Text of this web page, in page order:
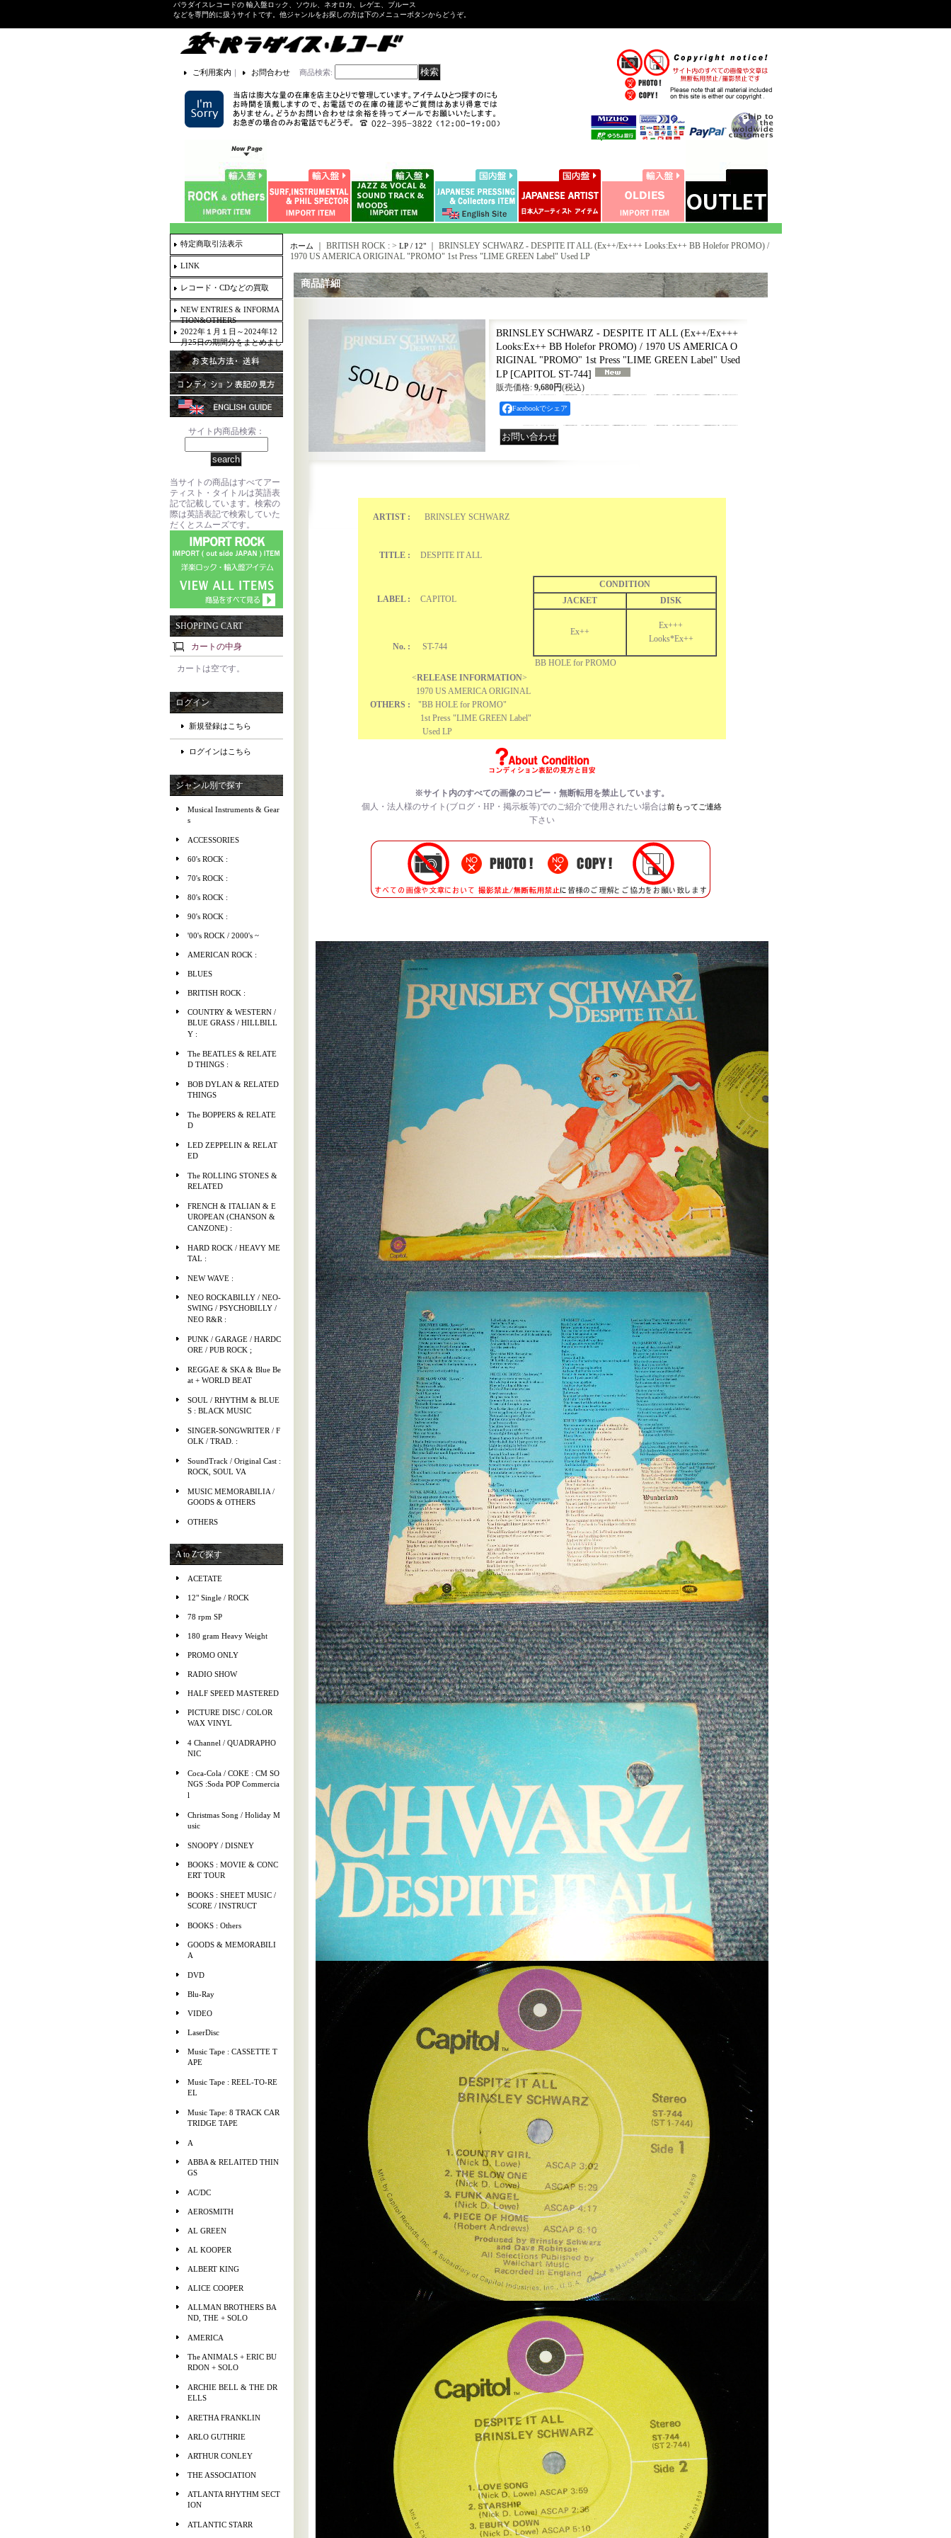
パラダイスレコードの 輸入盤ロック、ソウル、ネオロカ、レゲエ、ブルース
などを専門的に扱うサイトです。他ジャンルをお探しの方は下のメニューボタンからどうぞ。
ご利用案内 ｜ お問合わせ 商品検索:
特定商取引法表示
LINK
レコード・CDなどの買取
NEW ENTRIES & INFORMA
TION&OTHERS
2022年１月１日～2024年12
月25日の期間分をまとめまし
た。
サイト内商品検索：
当サイトの商品はすべてアー
ティスト・タイトルは英語表
記で記載しています。検索の
際は英語表記で検索していた
だくとスムーズです。
SHOPPING CART
カートの中身
カートは空です。
ログイン
新規登録はこちら
ログインはこちら
ジャンル別で探す
Musical Instruments & Gear
s
ACCESSORIES
60's ROCK :
70's ROCK :
80's ROCK :
90's ROCK :
'00's ROCK / 2000's ~
AMERICAN ROCK :
BLUES
BRITISH ROCK :
COUNTRY & WESTERN /
BLUE GRASS / HILLBILL
Y :
The BEATLES & RELATE
D THINGS :
BOB DYLAN & RELATED
THINGS
The BOPPERS & RELATE
D
LED ZEPPELIN & RELAT
ED
The ROLLING STONES &
RELATED
FRENCH & ITALIAN & E
UROPEAN (CHANSON &
CANZONE) :
HARD ROCK / HEAVY ME
TAL :
NEW WAVE :
NEO ROCKABILLY / NEO-
SWING / PSYCHOBILLY /
NEO R&R :
PUNK / GARAGE / HARDC
ORE / PUB ROCK ;
REGGAE & SKA & Blue Be
at + WORLD BEAT
SOUL / RHYTHM & BLUE
S : BLACK MUSIC
SINGER-SONGWRITER / F
OLK / TRAD. :
SoundTrack / Original Cast :
ROCK, SOUL VA
MUSIC MEMORABILIA /
GOODS & OTHERS
OTHERS
A to Zで探す
ACETATE
12" Single / ROCK
78 rpm SP
180 gram Heavy Weight
PROMO ONLY
RADIO SHOW
HALF SPEED MASTERED
PICTURE DISC / COLOR
WAX VINYL
4 Channel / QUADRAPHO
NIC
Coca-Cola / COKE : CM SO
NGS :Soda POP Commercia
l
Christmas Song / Holiday M
usic
SNOOPY / DISNEY
BOOKS : MOVIE & CONC
ERT TOUR
BOOKS : SHEET MUSIC /
SCORE / INSTRUCT
BOOKS : Others
GOODS & MEMORABILI
A
DVD
Blu-Ray
VIDEO
LaserDisc
Music Tape : CASSETTE T
APE
Music Tape : REEL-TO-RE
EL
Music Tape: 8 TRACK CAR
TRIDGE TAPE
A
ABBA & RELAITED THIN
GS
AC/DC
AEROSMITH
AL GREEN
AL KOOPER
ALBERT KING
ALICE COOPER
ALLMAN BROTHERS BA
ND, THE + SOLO
AMERICA
The ANIMALS + ERIC BU
RDON + SOLO
ARCHIE BELL & THE DR
ELLS
ARETHA FRANKLIN
ARLO GUTHRIE
ARTHUR CONLEY
THE ASSOCIATION
ATLANTA RHYTHM SECT
ION
ATLANTIC STARR
ホーム ｜ BRITISH ROCK : > LP / 12"｜ BRINSLEY SCHWARZ - DESPITE IT ALL (Ex++/Ex+++ Looks:Ex++ BB Holefor PROMO) /
1970 US AMERICA ORIGINAL "PROMO" 1st Press "LIME GREEN Label" Used LP
商品詳細
BRINSLEY SCHWARZ - DESPITE IT ALL (Ex++/Ex+++
Looks:Ex++ BB Holefor PROMO) / 1970 US AMERICA O
RIGINAL "PROMO" 1st Press "LIME GREEN Label" Used
LP [CAPITOL ST-744]
販売価格: 9,680円(税込)
Facebookでシェア
ARTIST : BRINSLEY SCHWARZ
TITLE : DESPITE IT ALL
LABEL : CAPITOL
CONDITION
JACKET
DISK
Ex++
Ex+++
Looks*Ex++
BB HOLE for PROMO
No. : ST-744
OTHERS :
<RELEASE INFORMATION>
1970 US AMERICA ORIGINAL
"BB HOLE for PROMO"
1st Press "LIME GREEN Label"
Used LP
※サイト内のすべての画像のコピー・無断転用を禁止しています。
個人・法人様のサイト(ブログ・HP・掲示板等)でのご紹介で使用されたい場合は前もってご連絡
下さい